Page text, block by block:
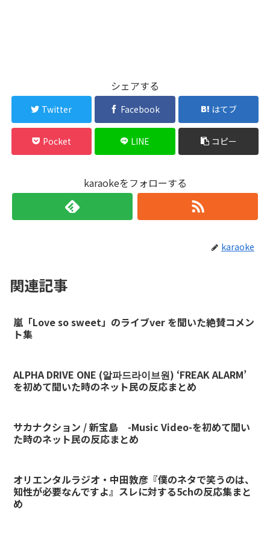
シェアする
Twitter Facebook はてブ
Pocket LINE コピー
karaokeをフォローする
karaoke
関連記事
嵐「Love so sweet」のライブver を聞いた絶賛コメン
ト集
ALPHA DRIVE ONE (알파드라이브원) ‘FREAK ALARM’
を初めて聞いた時のネット民の反応まとめ
サカナクション / 新宝島 -Music Video-を初めて聞い
た時のネット民の反応まとめ
オリエンタルラジオ・中田敦彦『僕のネタで笑うのは、
知性が必要なんですよ』スレに対する5chの反応集まと
め